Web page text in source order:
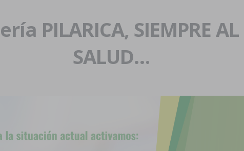
PILARICA, SIEMPRE
SALUD…